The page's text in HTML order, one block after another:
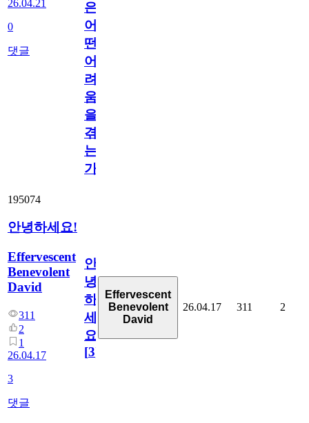
26.04.21
0
댓글
은
어
떤
어
려
움
을
겪
는
가?
195074
안녕하세요!
Effervescent
Benevolent
David
311
2
1
26.04.17
3
댓글
안
녕
하
세
요!
[3]
Effervescent
Benevolent
David
26.04.17 311 2